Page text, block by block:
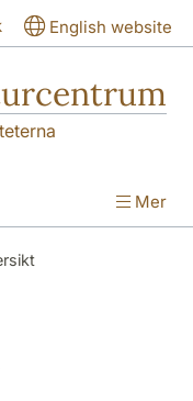
English website
Mer